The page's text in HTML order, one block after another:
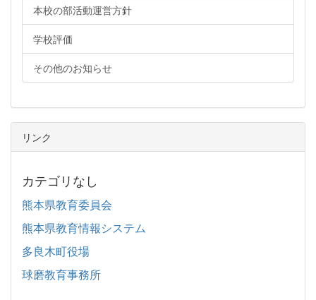
本校の部活動運営方針
学校評価
その他のお知らせ
リンク
カテゴリなし
熊本県教育委員会
熊本県教育情報システム
多良木町役場
球磨教育事務所